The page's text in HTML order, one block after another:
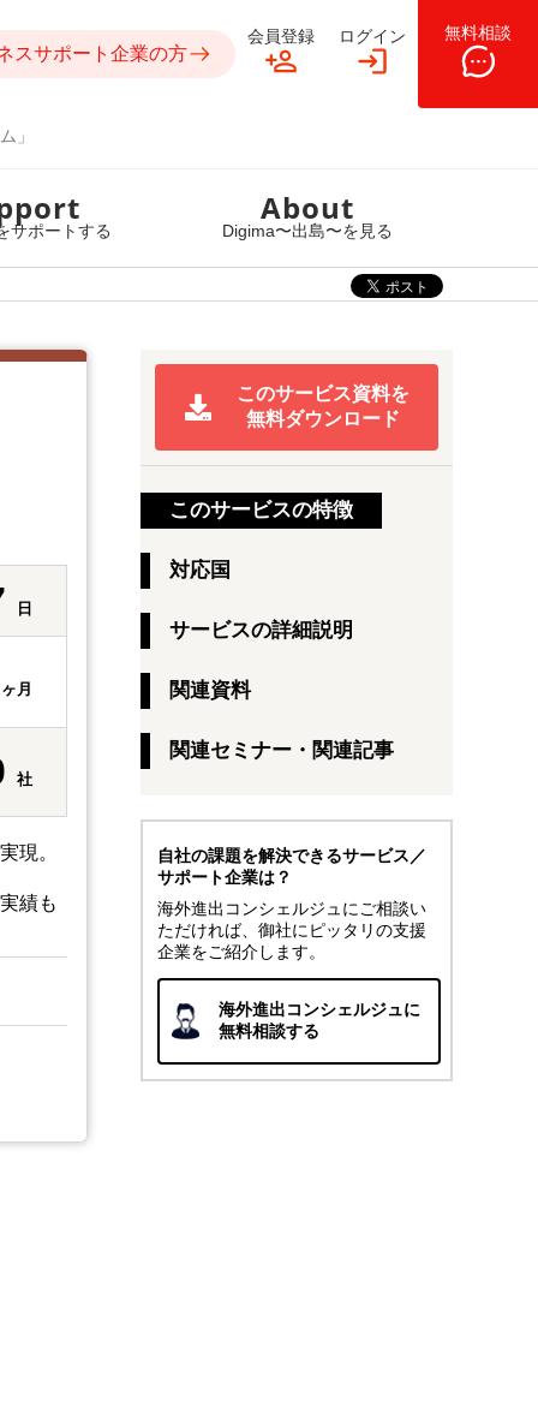
」
スサポート企業の方
会員登録 ログイン 無料相談
サポートする
About
Digima〜出島〜を見る
日
ヶ月
社
現。
績も
このサービス資料を
無料ダウンロード
このサービスの特徴
対応国
サービスの詳細説明
関連資料
関連セミナー・関連記事
自社の課題を解決できるサービス／
サポート企業は？
海外進出コンシェルジュにご相談い
ただければ、御社にピッタリの支援
企業をご紹介します。
海外進出コンシェルジュに
無料相談する